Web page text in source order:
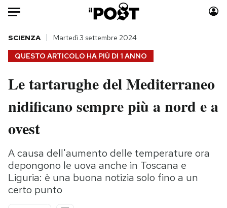
Auto
HOME
Italia
Politica
Tecnologia
Scienza
Cultura
Economia
Sport
Moda
Consumismi
Media
Europa
QUESTO ARTICOLO HA PIÙ DI 1 ANNO
SCIENZA Martedì 3 settembre 2024
Le tartarughe del Mediterraneo
nidificano sempre più a nord e a
ovest
A causa dell'aumento delle temperature ora
depongono le uova anche in Toscana e
Liguria: è una buona notizia solo fino a un
certo punto